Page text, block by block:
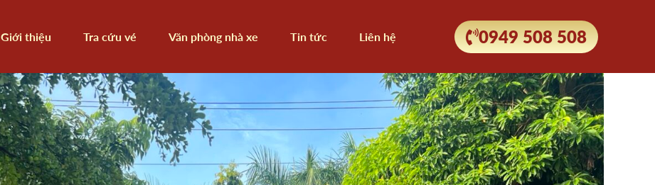
Giới thiệu Tra cứu vé Văn phòng nhà xe Tin tức Liên hệ 0949 508 508